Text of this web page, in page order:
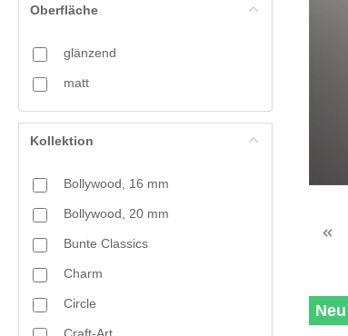
Oberfläche
glänzend
matt
Kollektion
Bollywood, 16 mm
Bollywood, 20 mm
Bunte Classics
Charm
Circle Neu